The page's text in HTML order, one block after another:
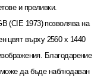
и преливки.
(CIE 1973)позволява на
цвят върху 2560 x 1440
Благодарение
може да бъде наблюдаван